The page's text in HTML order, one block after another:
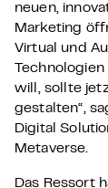
neuen,
Marketing
Virtual und
will, sollte
gestalten“,
Digital
Metaverse.
Das Ressort